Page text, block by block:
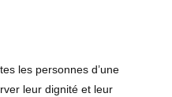
les personnes d’une
leur dignité et leur